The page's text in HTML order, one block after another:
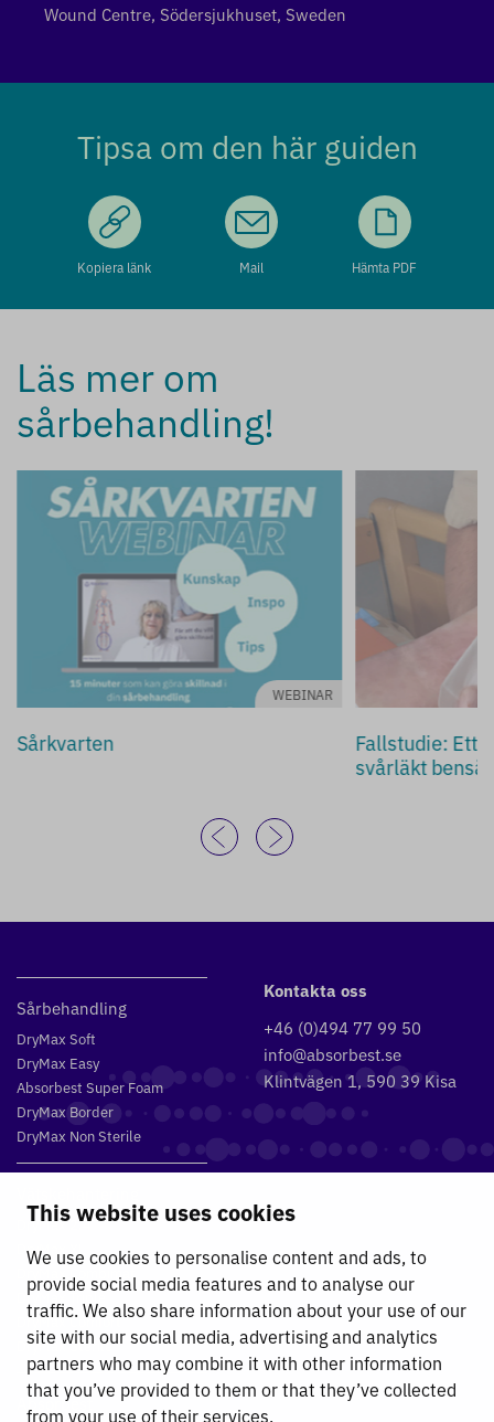
This website uses cookies
We use cookies to personalise content and ads, to
provide social media features and to analyse our
traffic. We also share information about your use of our
site with our social media, advertising and analytics
partners who may combine it with other information
that you’ve provided to them or that they’ve collected
from your use of their services.
Wound Centre, Södersjukhuset, Sweden
Tipsa om den här guiden
Kopiera länk Mail Hämta PDF
Läs mer om
sårbehandling!
WEBINAR
Sårkvarten
Fallstudie: Ett
svårläkt bensår
Sårbehandling
DryMax Soft
DryMax Easy
Absorbest Super Foam
DryMax Border
DryMax Non Sterile
DryMax 2.4
DryMax XL
DryMax Combimat
DryMax Triple
DryMax Comfort
DryMax Sterile
Absorbest
Kontakta oss
+46 (0)494 77 99 50
info@absorbest.se
Klintvägen 1, 590 39 Kisa